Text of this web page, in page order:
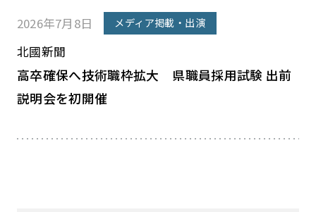
2026年7月8日 メディア掲載・出演
北國新聞
高卒確保へ技術職枠拡大 県職員採用試験 出前
説明会を初開催